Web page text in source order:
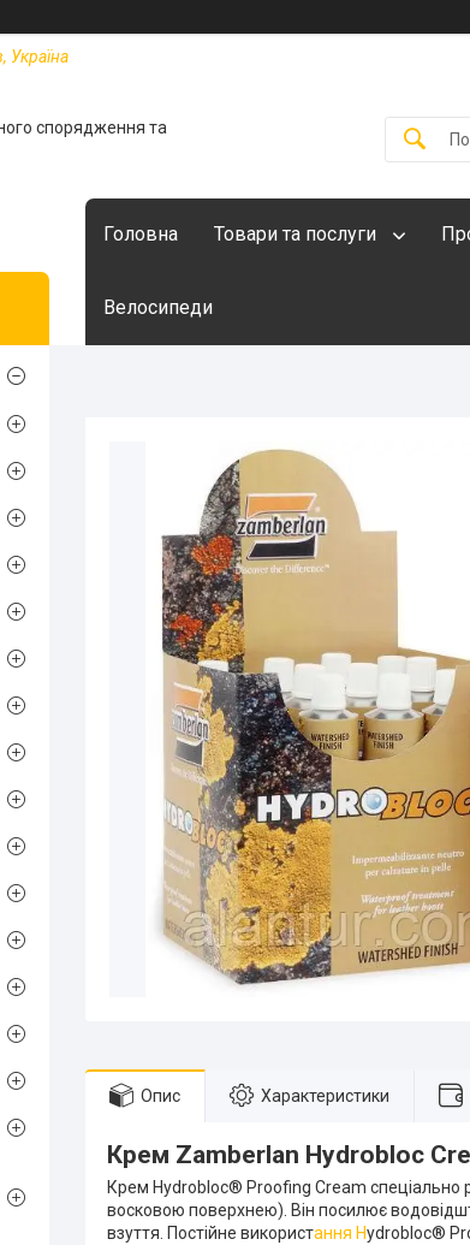
Україна
спорядження та
Головна Товари та послуги
Велосипеди
Опис Характеристики
Крем Zamberlan Hydrobloc
Крем Hydrobloc® Proofing Cream спеціально
восковою поверхнею). Він посилює
взуття. Постійне використання Hydrobloc®